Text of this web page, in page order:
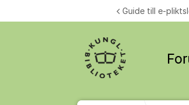
Guide till e-